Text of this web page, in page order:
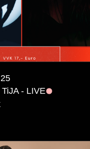
- LIVE